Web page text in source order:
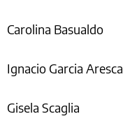
Carolina Basualdo
Ignacio Garcia Aresca
Gisela Scaglia